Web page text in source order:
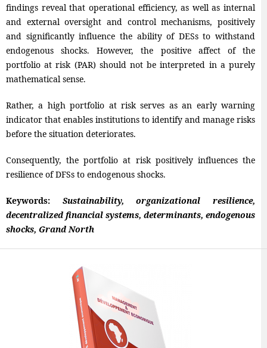
findings reveal that operational efficiency, as well as internal
and external oversight and control mechanisms, positively
and significantly influence the ability of DESs to withstand
endogenous shocks. However, the positive affect of the
portfolio at risk (PAR) should not be interpreted in a purely
mathematical sense.
Rather, a high portfolio at risk serves as an early warning
indicator that enables institutions to identify and manage risks
before the situation deteriorates.
Consequently, the portfolio at risk positively influences the
resilience of DFSs to endogenous shocks.
Keywords: Sustainability, organizational resilience,
decentralized financial systems, determinants, endogenous
shocks, Grand North